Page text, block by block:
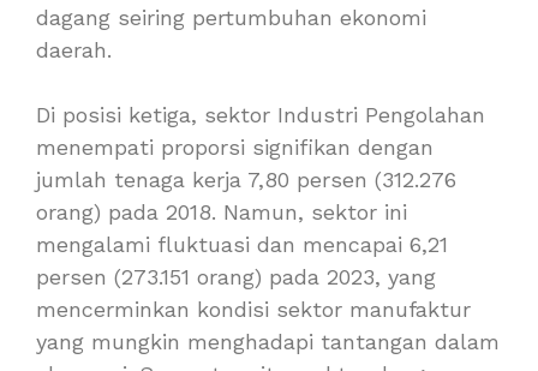
dagang seiring pertumbuhan ekonomi
daerah.
Di posisi ketiga, sektor Industri Pengolahan
menempati proporsi signifikan dengan
jumlah tenaga kerja 7,80 persen (312.276
orang) pada 2018. Namun, sektor ini
mengalami fluktuasi dan mencapai 6,21
persen (273.151 orang) pada 2023, yang
mencerminkan kondisi sektor manufaktur
yang mungkin menghadapi tantangan dalam